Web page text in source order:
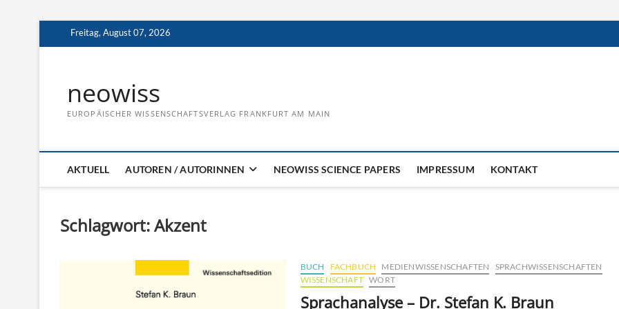
Freitag, August 07, 2026
neowiss
EUROPÄISCHER WISSENSCHAFTSVERLAG FRANKFURT AM MAIN
AKTUELL AUTOREN / AUTORINNEN NEOWISS SCIENCE PAPERS IMPRESSUM KONTAKT
Schlagwort:Akzent
BUCH FACHBUCH MEDIENWISSENSCHAFTEN
SPRACHWISSENSCHAFTEN
WISSENSCHAFT WORT
Sprachanalyse – Dr. Stefan K. Braun